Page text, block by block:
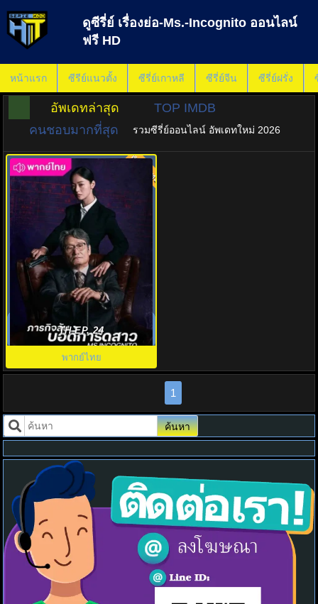
ดูซีรี่ย์ เรื่องย่อ-Ms.-Incognito ออนไลน์
ฟรี HD
หน้าแรก ซีรีย์แนวตั้ง ซีรี่ย์เกาหลี ซีรี่ย์จีน ซีรี่ย์ฝรั่ง
อัพเดทล่าสุด
TOP IMDB
คนชอบมากที่สุด
รวมซีรี่ย์ออนไลน์ อัพเดทใหม่ 2026
ภารกิจลับบอดี้การ์ดสาว (2025)
Ms. Incognito พากย์ไทย EP1-12
8.0 พากย์ไทย
TH EP. 24
พากย์ไทย
1
ค้นหา